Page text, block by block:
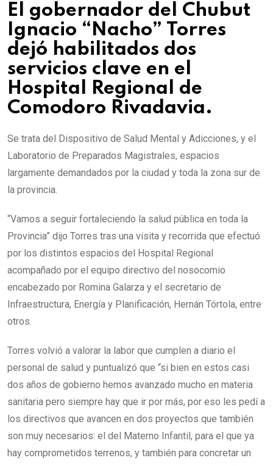
El gobernador del Chubut
Ignacio “Nacho” Torres
dejó habilitados dos
servicios clave en el
Hospital Regional de
Comodoro Rivadavia.
Se trata del Dispositivo de Salud Mental y Adicciones, y el
Laboratorio de Preparados Magistrales, espacios
largamente demandados por la ciudad y toda la zona sur de
la provincia.
“Vamos a seguir fortaleciendo la salud pública en toda la
Provincia” dijo Torres tras una visita y recorrida que efectuó
por los distintos espacios del Hospital Regional
acompañado por el equipo directivo del nosocomio
encabezado por Romina Galarza y el secretario de
Infraestructura, Energía y Planificación, Hernán Tórtola, entre
otros.
Torres volvió a valorar la labor que cumplen a diario el
personal de salud y puntualizó que “si bien en estos casi
dos años de gobierno hemos avanzado mucho en materia
sanitaria pero siempre hay que ir por más, por eso les pedí a
los directivos que avancen en dos proyectos que también
son muy necesarios: el del Materno Infantil, para el que ya
hay comprometidos terrenos, y también para concretar un